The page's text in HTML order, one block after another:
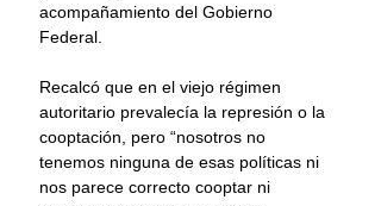
acompañamiento del Gobierno
Federal.
Recalcó que en el viejo régimen
autoritario prevalecía la represión o la
cooptación, pero “nosotros no
tenemos ninguna de esas políticas ni
nos parece correcto cooptar ni